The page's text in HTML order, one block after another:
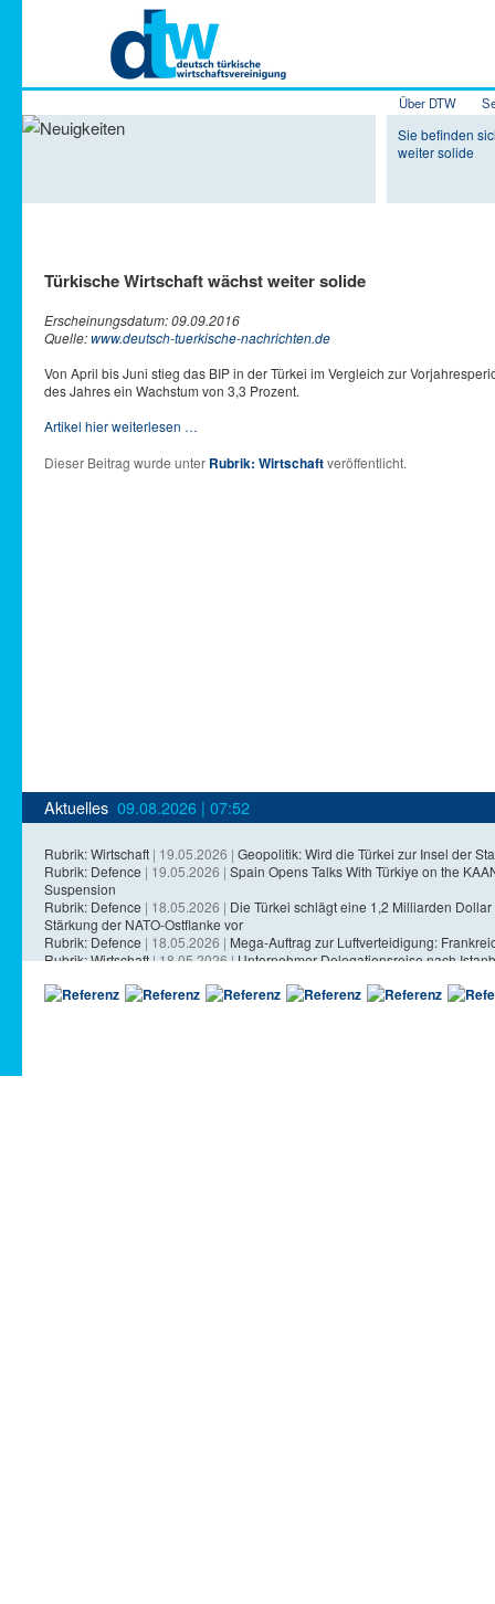
Zum Inhalt
Zum
Über DTW
Sie befinden
weiter solide
Türkische Wirtschaft wächst weiter solide
Erscheinungsdatum: 09.09.2016
Quelle:www.deutsch-tuerkische-nachrichten.de
Von April bis Juni stieg das BIP in der Türkei im Vergleich zur
des Jahres ein Wachstum von 3,3 Prozent.
Artikel hier weiterlesen …
Dieser Beitrag wurde unter Rubrik: Wirtschaftveröffentlicht.
Aktuelles 09.08.2026 | 07:52
Rubrik: Wirtschaft | 19.05.2026 | Geopolitik: Wird die Türkei zur Insel der
Rubrik: Defence | 19.05.2026 | Spain Opens Talks With Türkiye on the
Suspension
Rubrik: Defence | 18.05.2026 | Die Türkei schlägt eine 1,2 Milliarden
Stärkung der NATO-Ostflanke vor
Rubrik: Defence | 18.05.2026 | Mega-Auftrag zur Luftverteidigung:
Rubrik: Wirtschaft| 18.05.2026 |Unternehmer-Delegationsreise nach